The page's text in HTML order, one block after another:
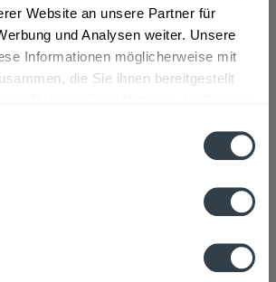
Website an unsere Partner für
und Analysen weiter. Unsere
Informationen möglicherweise mit
die Sie ihnen bereitgestellt
23944
x 0,5l"